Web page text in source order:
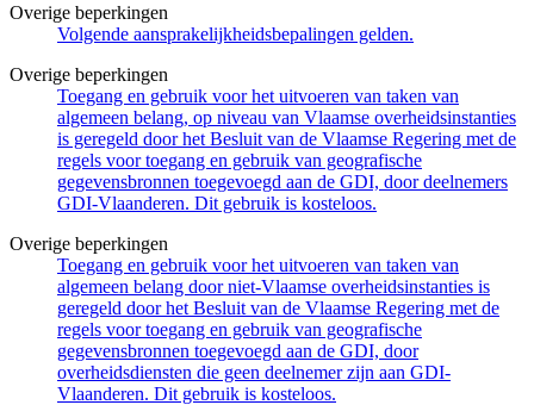
Overige beperkingen
Volgende aansprakelijkheidsbepalingen gelden.
Overige beperkingen
Toegang en gebruik voor het uitvoeren van taken van
algemeen belang, op niveau van Vlaamse overheidsinstanties
is geregeld door het Besluit van de Vlaamse Regering met de
regels voor toegang en gebruik van geografische
gegevensbronnen toegevoegd aan de GDI, door deelnemers
GDI-Vlaanderen. Dit gebruik is kosteloos.
Overige beperkingen
Toegang en gebruik voor het uitvoeren van taken van
algemeen belang door niet-Vlaamse overheidsinstanties is
geregeld door het Besluit van de Vlaamse Regering met de
regels voor toegang en gebruik van geografische
gegevensbronnen toegevoegd aan de GDI, door
overheidsdiensten die geen deelnemer zijn aan GDI-
Vlaanderen. Dit gebruik is kosteloos.